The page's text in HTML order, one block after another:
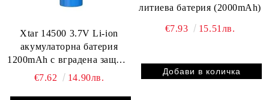
Xtar 14500 3.7V Li-ion
акумулаторна батерия
1200mAh с вградена защита
| BATERIIKI.COM
€7.62 14.90лв.
литиева батерия (2000mAh)
издръжливост
€7.93 15.51лв.